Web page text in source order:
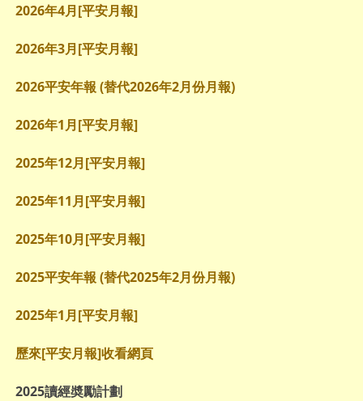
2026年4月[平安月報]
2026年3月[平安月報]
2026平安年報 (替代2026年2月份月報)
2026年1月[平安月報]
2025年12月[平安月報]
2025年11月[平安月報]
2025年10月[平安月報]
2025平安年報 (替代2025年2月份月報)
2025年1月[平安月報]
歷來[平安月報]收看網頁
2025讀經奬勵計劃